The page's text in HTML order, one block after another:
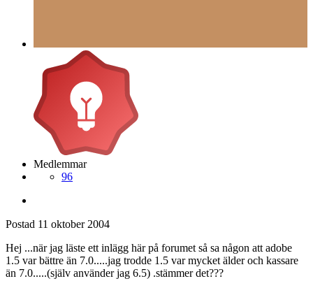
Medlemmar
96
Postad 11 oktober 2004
Hej ...när jag läste ett inlägg här på forumet så sa någon att adobe
1.5 var bättre än 7.0.....jag trodde 1.5 var mycket älder och kassare
än 7.0.....(själv använder jag 6.5) .stämmer det???